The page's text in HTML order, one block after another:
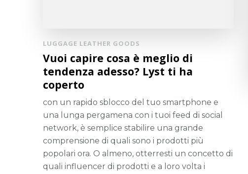
LUGGAGE LEATHER GOODS
Vuoi capire cosa è meglio di
tendenza adesso? Lyst ti ha
coperto
con un rapido sblocco del tuo smartphone e
una lunga pergamena con i tuoi feed di social
network, è semplice stabilire una grande
comprensione di quali sono i prodotti più
popolari ora. O almeno, otterresti un concetto di
quali influencer di prodotti e a loro volta i